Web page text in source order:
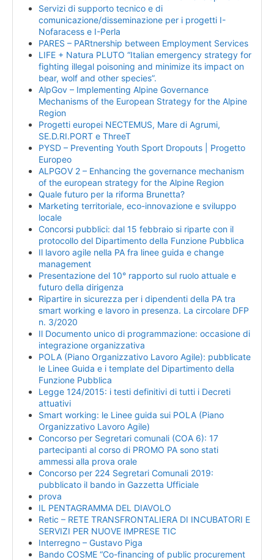
Servizi di supporto tecnico e di
comunicazione/disseminazione per i progetti I-
Nofaracess e I-Perla
PARES – PARtnership between Employment Services
LIFE + Natura PLUTO “Italian emergency strategy for
fighting illegal poisoning and minimize its impact on
bear, wolf and other species”.
AlpGov – Implementing Alpine Governance
Mechanisms of the European Strategy for the Alpine
Region
Progetti europei NECTEMUS, Mare di Agrumi,
SE.D.RI.PORT e ThreeT
PYSD – Preventing Youth Sport Dropouts | Progetto
Europeo
ALPGOV 2 – Enhancing the governance mechanism
of the european strategy for the Alpine Region
Quale futuro per la riforma Brunetta?
Marketing territoriale, eco-innovazione e sviluppo
locale
Concorsi pubblici: dal 15 febbraio si riparte con il
protocollo del Dipartimento della Funzione Pubblica
Il lavoro agile nella PA fra linee guida e change
management
Presentazione del 10° rapporto sul ruolo attuale e
futuro della dirigenza
Ripartire in sicurezza per i dipendenti della PA tra
smart working e lavoro in presenza. La circolare DFP
n. 3/2020
Il Documento unico di programmazione: occasione di
integrazione organizzativa
POLA (Piano Organizzativo Lavoro Agile): pubblicate
le Linee Guida e i template del Dipartimento della
Funzione Pubblica
Legge 124/2015: i testi definitivi di tutti i Decreti
attuativi
Smart working: le Linee guida sui POLA (Piano
Organizzativo Lavoro Agile)
Concorso per Segretari comunali (COA 6): 17
partecipanti al corso di PROMO PA sono stati
ammessi alla prova orale
Concorso per 224 Segretari Comunali 2019:
pubblicato il bando in Gazzetta Ufficiale
prova
IL PENTAGRAMMA DEL DIAVOLO
Retic – RETE TRANSFRONTALIERA DI INCUBATORI E
SERVIZI PER NUOVE IMPRESE TIC
Interregno – Gustavo Piga
Bando COSME “Co-financing of public procurement